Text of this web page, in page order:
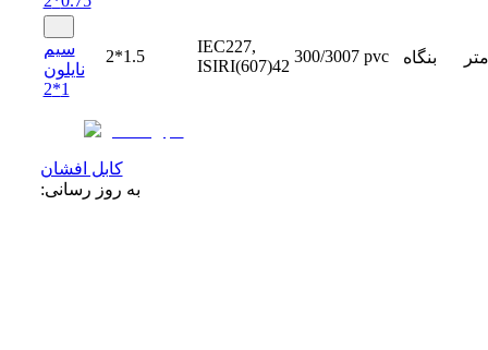
سیم
نایلون
1*2
2*1.5
IEC227,
ISIRI(607)42
300/3007 pvc بنگاه متر
کابل افشان
به روز رسانی: